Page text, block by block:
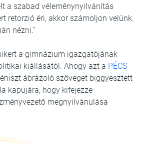
a szabad véleménynyilvánítás
retorzió éri, akkor számoljon velünk.
nézni.”
a gimnázium igazgatójának
kiállásától. Ahogy azt a PÉCS
ábrázoló szöveget biggyesztett
kapujára, hogy kifejezze
megnyilvánulása